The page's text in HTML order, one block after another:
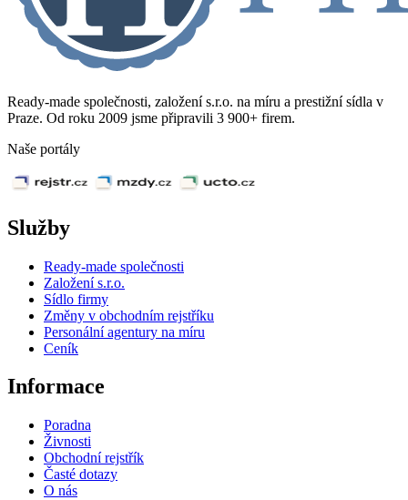
Ready-made společnosti, založení s.r.o. na míru a prestižní sídla v
Praze. Od roku 2009 jsme připravili 3 900+ firem.
Naše portály
Služby
Ready-made společnosti
Založení s.r.o.
Sídlo firmy
Změny v obchodním rejstříku
Personální agentury na míru
Ceník
Informace
Poradna
Živnosti
Obchodní rejstřík
Časté dotazy
O nás